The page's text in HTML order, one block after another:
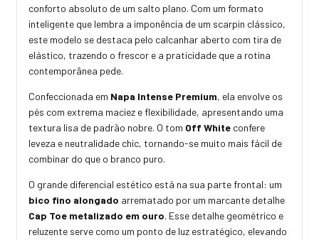
conforto absoluto de um salto plano. Com um formato
inteligente que lembra a imponência de um scarpin clássico,
este modelo se destaca pelo calcanhar aberto com tira de
elástico, trazendo o frescor e a praticidade que a rotina
contemporânea pede.
Confeccionada em Napa Intense Premium, ela envolve os
pés com extrema maciez e flexibilidade, apresentando uma
textura lisa de padrão nobre. O tom Off White confere
leveza e neutralidade chic, tornando-se muito mais fácil de
combinar do que o branco puro.
O grande diferencial estético está na sua parte frontal: um
bico fino alongado arrematado por um marcante detalhe
Cap Toe metalizado em ouro. Esse detalhe geométrico e
reluzente serve como um ponto de luz estratégico, elevando